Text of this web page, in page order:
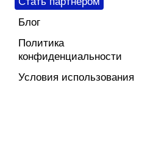
Блог
Политика
конфиденциальности
Условия использования